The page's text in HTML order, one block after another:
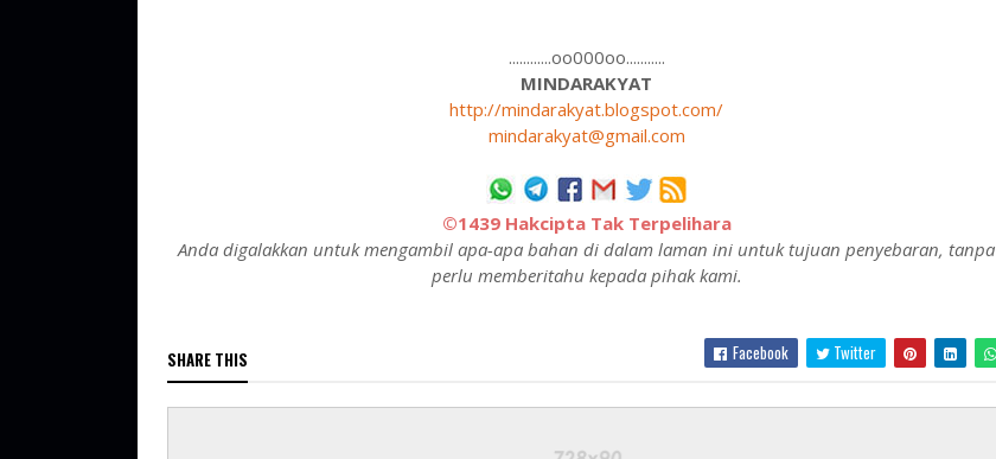
............oo000oo...........
MINDARAKYAT
http://mindarakyat.blogspot.com/
mindarakyat@gmail.com
©1439 Hakcipta Tak Terpelihara
Anda digalakkan untuk mengambil apa-apa bahan di dalam laman ini untuk tujuan penyebaran, tanpa
perlu memberitahu kepada pihak kami.
SHARE THIS Facebook Twitter